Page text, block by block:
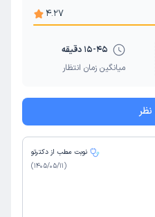
ارتوپد کودکان و اطفال4.27
15-45 دقیقه
میانگین زمان انتظار
نوبت مطب از دکترتو
(
1405/05/11
)